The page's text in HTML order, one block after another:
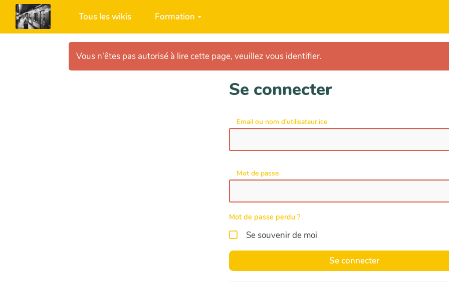
Aller au contenu principalTous les wikis Formation
Vous n'êtes pas autorisé à lire cette page, veuillez vous identifier.
Se connecter
Email ou nom d'utilisateur.ice
Mot de passe
Mot de passe perdu ?
Se souvenir de moi
Se connecter